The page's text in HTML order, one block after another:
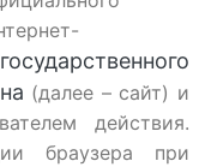
(далее – сайт) и
действия.
браузера при